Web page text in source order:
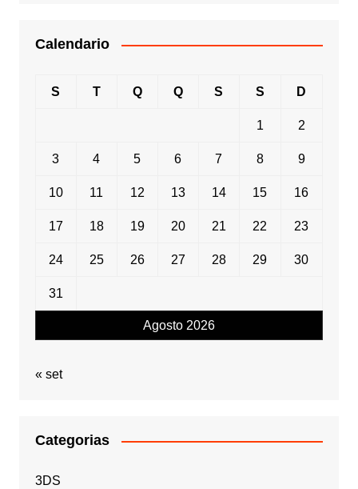
Calendario
Agosto 2026
S T Q Q S S D
1 2
3 4 5 6 7 8 9
10 11 12 13 14 15 16
17 18 19 20 21 22 23
24 25 26 27 28 29 30
31
« set
Categorias
3DS